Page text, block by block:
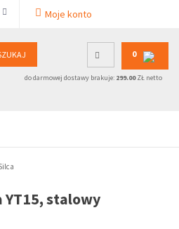
Moje konto
0
do darmowej dostawy brakuje: 299.00ZŁ netto
YT15, stalowy